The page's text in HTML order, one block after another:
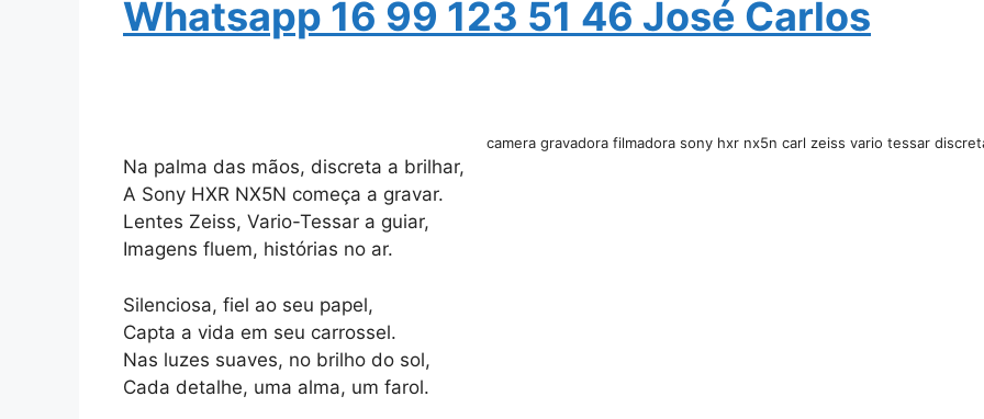
Whatsapp 16 99 123 51 46 José Carlos
camera gravadora filmadora sony hxr nx5n carl zeiss vario tessar
Na palma das mãos, discreta a brilhar,
A Sony HXR NX5N começa a gravar.
Lentes Zeiss, Vario-Tessar a guiar,
Imagens fluem, histórias no ar.
Silenciosa, fiel ao seu papel,
Capta a vida em seu carrossel.
Nas luzes suaves, no brilho do sol,
Cada detalhe, uma alma, um farol.